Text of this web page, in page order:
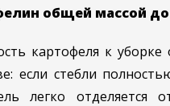
общей массой до
картофеля к уборке
если стебли
легко отделяется